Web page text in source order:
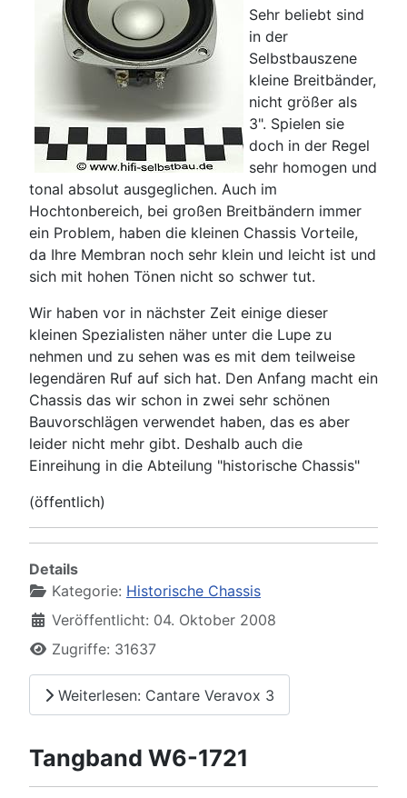
Sehr beliebt sind
in der
Selbstbauszene
kleine Breitbänder,
nicht größer als
3". Spielen sie
doch in der Regel
sehr homogen und
tonal absolut ausgeglichen. Auch im
Hochtonbereich, bei großen Breitbändern immer
ein Problem, haben die kleinen Chassis Vorteile,
da Ihre Membran noch sehr klein und leicht ist und
sich mit hohen Tönen nicht so schwer tut.
Wir haben vor in nächster Zeit einige dieser
kleinen Spezialisten näher unter die Lupe zu
nehmen und zu sehen was es mit dem teilweise
legendären Ruf auf sich hat. Den Anfang macht ein
Chassis das wir schon in zwei sehr schönen
Bauvorschlägen verwendet haben, das es aber
leider nicht mehr gibt. Deshalb auch die
Einreihung in die Abteilung "historische Chassis"
(öffentlich)
Details
Kategorie: Historische Chassis
Veröffentlicht: 04. Oktober 2008
Zugriffe: 31637
Weiterlesen: Cantare Veravox 3
Tangband W6-1721